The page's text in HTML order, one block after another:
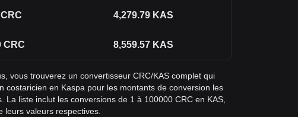
CRC 4,279.79 KAS
CRC 8,559.57 KAS
vous trouverez un convertisseur CRC/KAS complet qui
costaricien en Kaspa pour les montants de conversion les
La liste inclut les conversions de 1 à 100000 CRC en KAS,
leurs valeurs respectives.